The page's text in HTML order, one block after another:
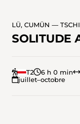
LÜ, CUMÜN —
SOLITUDE
T2 6 h 0 min
juillet–octobre